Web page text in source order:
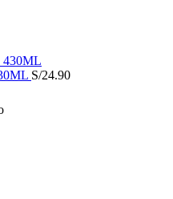
S/24.90